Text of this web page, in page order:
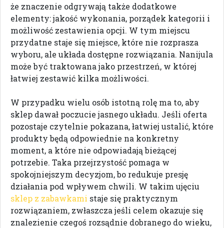
że znaczenie odgrywają także dodatkowe
elementy: jakość wykonania, porządek kategorii i
możliwość zestawienia opcji. W tym miejscu
przydatne staje się miejsce, które nie rozprasza
wyboru, ale układa dostępne rozwiązania. Nanijula
może być traktowana jako przestrzeń, w której
łatwiej zestawić kilka możliwości.
W przypadku wielu osób istotną rolę ma to, aby
sklep dawał poczucie jasnego układu. Jeśli oferta
pozostaje czytelnie pokazana, łatwiej ustalić, które
produkty będą odpowiednie na konkretny
moment, a które nie odpowiadają bieżącej
potrzebie. Taka przejrzystość pomaga w
spokojniejszym decyzjom, bo redukuje presję
działania pod wpływem chwili. W takim ujęciu
sklep z zabawkami staje się praktycznym
rozwiązaniem, zwłaszcza jeśli celem okazuje się
znalezienie czegoś rozsądnie dobranego do wieku,